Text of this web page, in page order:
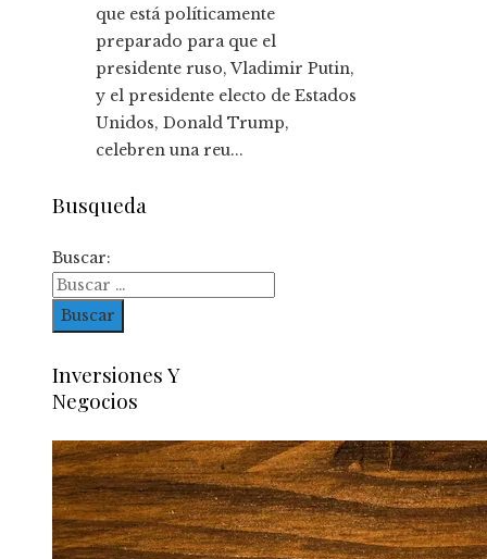
que está políticamente
preparado para que el
presidente ruso, Vladimir Putin,
y el presidente electo de Estados
Unidos, Donald Trump,
celebren una reu...
Busqueda
Buscar:
Inversiones Y
Negocios